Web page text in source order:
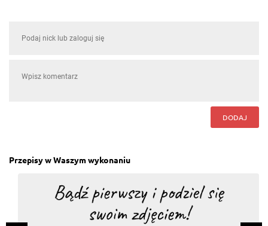
DODAJ
Przepisy w Waszym wykonaniu